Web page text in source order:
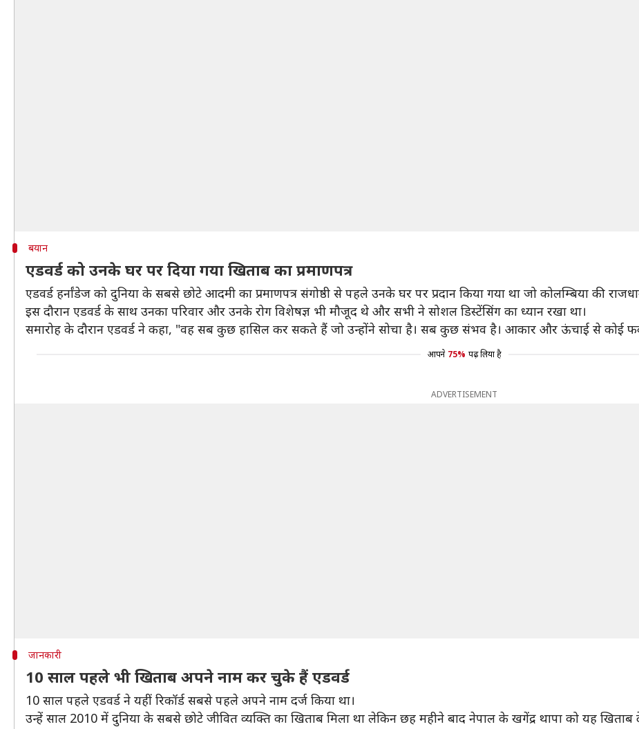
बयान
एडवर्ड को उनके घर पर दिया गया खिताब का प्रमाणपत्र
एडवर्ड हर्नांडेज को दुनिया के सबसे छोटे आदमी का प्रमाणपत्र संगोष्ठी से पहले उनके घर पर प्रदान किया गया था जो कोलम्बिया की
इस दौरान एडवर्ड के साथ उनका परिवार और उनके रोग विशेषज्ञ भी मौजूद थे और सभी ने सोशल डिस्टेंसिंग का ध्यान रखा था।
समारोह के दौरान एडवर्ड ने कहा, "वह सब कुछ हासिल कर सकते हैं जो उन्होंने सोचा है। सब कुछ संभव है। आकार और ऊंचाई से कोई
आपने 75% पढ़ लिया है
ADVERTISEMENT
जानकारी
10 साल पहले भी खिताब अपने नाम कर चुके हैं एडवर्ड
10 साल पहले एडवर्ड ने यहीं रिकॉर्ड सबसे पहले अपने नाम दर्ज किया था।
उन्हें साल 2010 में दुनिया के सबसे छोटे जीवित व्यक्ति का खिताब मिला था लेकिन छह महीने बाद नेपाल के खगेंद्र थापा को यह खिताब